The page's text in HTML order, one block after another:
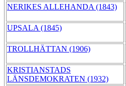
NERIKES ALLEHANDA (1843)
UPSALA (1845)
TROLLHÄTTAN (1906)
KRISTIANSTADS
LÄNSDEMOKRATEN (1932)